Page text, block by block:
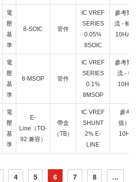
電
壓
基
準
8-SOIC 管件
IC VREF
SERIES
0.05%
8SOIC
參考類
流 - 輸
10Hz
電
壓
基
準
8-MSOP 管件
IC VREF
SERIES
0.1%
8MSOP
參考類
流 - 輸
10Hz
電
壓
基
準
E-
Line（TO-
92 兼容）
帶盒
（TB）
IC VREF
SHUNT
2% E-
LINE
參考
值）:-
10Hz
4 5 6 7 8 ...